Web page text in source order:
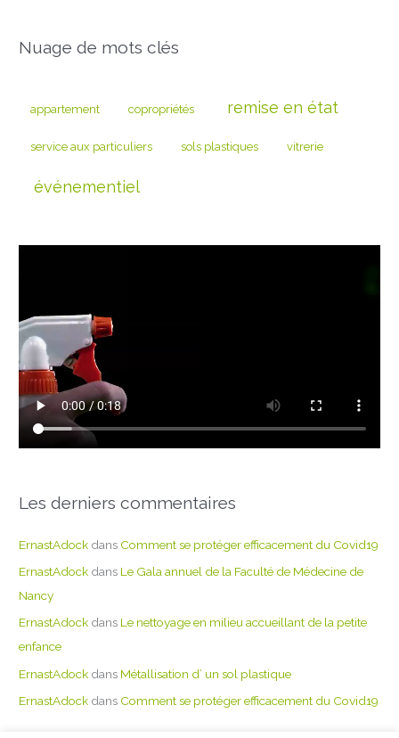
h
:
Nuage de mots clés
appartement copropriétés remise en état
service aux particuliers sols plastiques vitrerie
événementiel
Les derniers commentaires
ErnastAdock dans Comment se protéger efficacement du Covid19
ErnastAdock dans Le Gala annuel de la Faculté de Médecine de
Nancy
ErnastAdock dans Le nettoyage en milieu accueillant de la petite
enfance
ErnastAdock dans Métallisation d’ un sol plastique
ErnastAdock dans Comment se protéger efficacement du Covid19